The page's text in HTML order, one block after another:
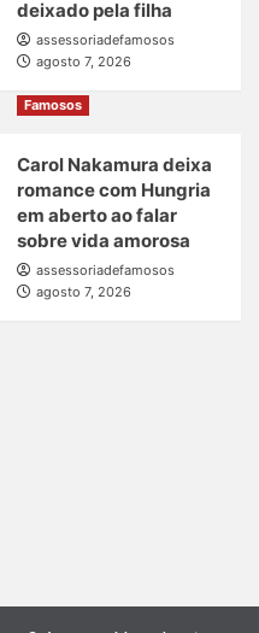
deixado pela filha
assessoriadefamosos
agosto 7, 2026
Famosos
Carol Nakamura deixa
romance com Hungria
em aberto ao falar
sobre vida amorosa
assessoriadefamosos
agosto 7, 2026